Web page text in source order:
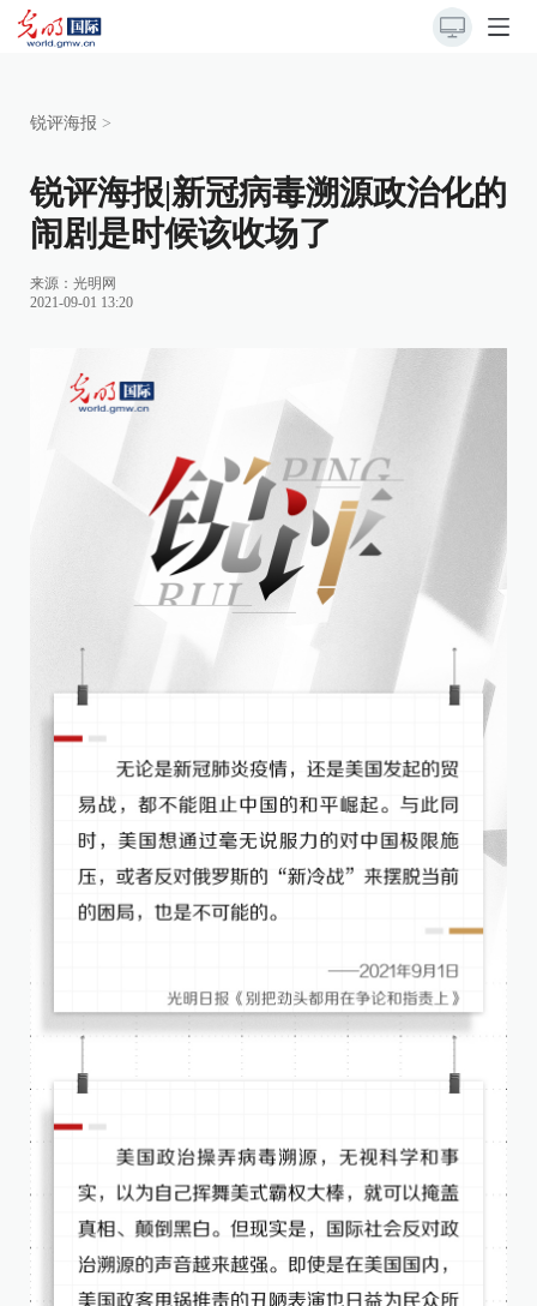
锐评海报 >
锐评海报|新冠病毒溯源政治化的
闹剧是时候该收场了
来源： 光明网
2021-09-01 13:20